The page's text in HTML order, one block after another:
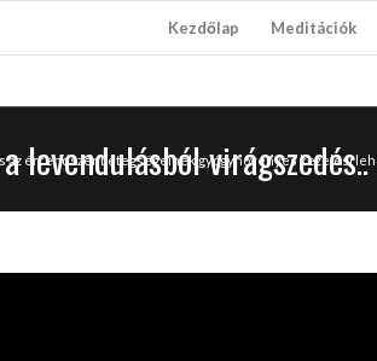
Kezdőlap Meditációk
levendulásból virágszedés..
az érrendszer betegségeinek gyógynövényes kezelési